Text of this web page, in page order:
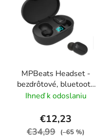
MPBeats Headset -
bezdrôtové, bluetooth
slúchadlá s digitálnym
nabitia
Ihneď k odoslaniu
€12,23
€34,99 (–65 %)